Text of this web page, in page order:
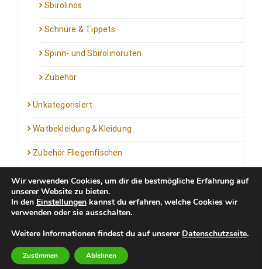
Sbirolinos
Schnüre & Tippets
Spinn- und Sbirolinoruten
Zubehör
Unkategorisiert
Watbekleidung & Kleidung
Zubehör Fliegenfischen
Kontakt: info@outfortrout.de
Newsletter
Wir verwenden Cookies, um dir die bestmögliche Erfahrung auf
unserer Website zu bieten.
In den Einstellungen kannst du erfahren, welche Cookies wir
verwenden oder sie ausschalten.
Weitere Informationen findest du auf unserer Datenschutzseite.
Zustimmen Ablehnen